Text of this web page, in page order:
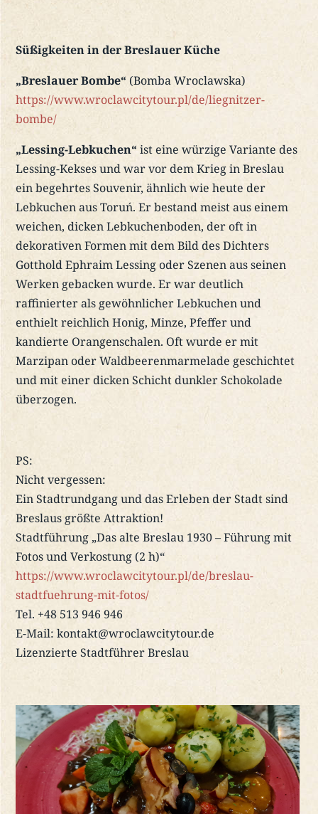
Süßigkeiten in der Breslauer Küche
„Breslauer Bombe“ (Bomba Wroclawska)
https://www.wroclawcitytour.pl/de/liegnitzer-
bombe/
„Lessing-Lebkuchen“ist eine würzige Variante des
Lessing-Kekses und war vor dem Krieg in Breslau
ein begehrtes Souvenir, ähnlich wie heute der
Lebkuchen aus Toruń. Er bestand meist aus einem
weichen, dicken Lebkuchenboden, der oft in
dekorativen Formen mit dem Bild des Dichters
Gotthold Ephraim Lessing oder Szenen aus seinen
Werken gebacken wurde. Er war deutlich
raffinierter als gewöhnlicher Lebkuchen und
enthielt reichlich Honig, Minze, Pfeffer und
kandierte Orangenschalen. Oft wurde er mit
Marzipan oder Waldbeerenmarmelade geschichtet
und mit einer dicken Schicht dunkler Schokolade
überzogen.
PS:
Nicht vergessen:
Ein Stadtrundgang und das Erleben der Stadt sind
Breslaus größte Attraktion!
Stadtführung „Das alte Breslau 1930 – Führung mit
Fotos und Verkostung (2 h)“
https://www.wroclawcitytour.pl/de/breslau-
stadtfuehrung-mit-fotos/
Tel. +48 513 946 946
E-Mail: kontakt@wroclawcitytour.de
Lizenzierte Stadtführer Breslau